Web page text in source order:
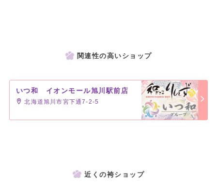
関連性の高いショップ
いつ和 イオンモール旭川駅前店
北海道旭川市宮下通7-2-5
近くの袴ショップ